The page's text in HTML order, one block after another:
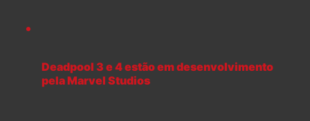
Deadpool 3 e 4 estão em desenvolvimento
pela Marvel Studios